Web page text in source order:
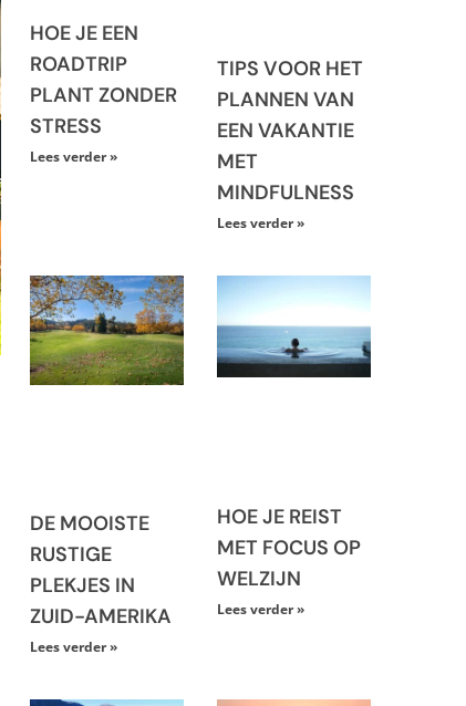
HOE JE EEN
ROADTRIP
PLANT ZONDER
STRESS
Lees verder »
TIPS VOOR HET
PLANNEN VAN
EEN VAKANTIE
MET
MINDFULNESS
Lees verder »
DE MOOISTE
RUSTIGE
PLEKJES IN
ZUID-AMERIKA
Lees verder »
HOE JE REIST
MET FOCUS OP
WELZIJN
Lees verder »